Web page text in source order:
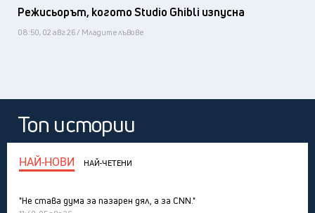
Режисьорът, когото Studio Ghibli изпусна
08:50, 02 авг 26 / Младите лъвове
Топ истории
НАЙ-НОВИ НАЙ-ЧЕТЕНИ
"Не става дума за пазарен дял, а за CNN."